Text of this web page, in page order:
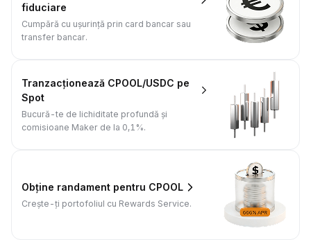
fiduciare
Cumpără cu ușurință prin card bancar sau
transfer bancar.
Tranzacționează CPOOL/USDC pe
Spot
Bucură-te de lichiditate profundă și
comisioane Maker de la 0,1%.
Obține randament pentru CPOOL
Crește-ți portofoliul cu Rewards Service.